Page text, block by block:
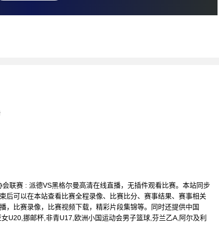
联赛 : 派德VS黑格尔曼高清在线直播，无插件观看比赛。本站同步
后可以在本站查看比赛全程录像、比赛比分、赛事结果、赛事相关
，比赛录像，比赛视频下载，精彩片段集锦等。同时还提供中国
U20,挪邮杯,非青U17,欧洲小国运动会男子篮球,芬兰乙A,阿尔及利